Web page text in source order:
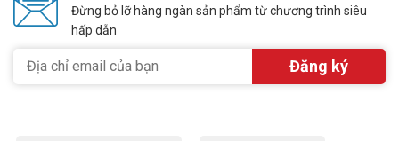
Đừng bỏ lỡ hàng ngàn sản phẩm từ chương trình siêu
hấp dẫn